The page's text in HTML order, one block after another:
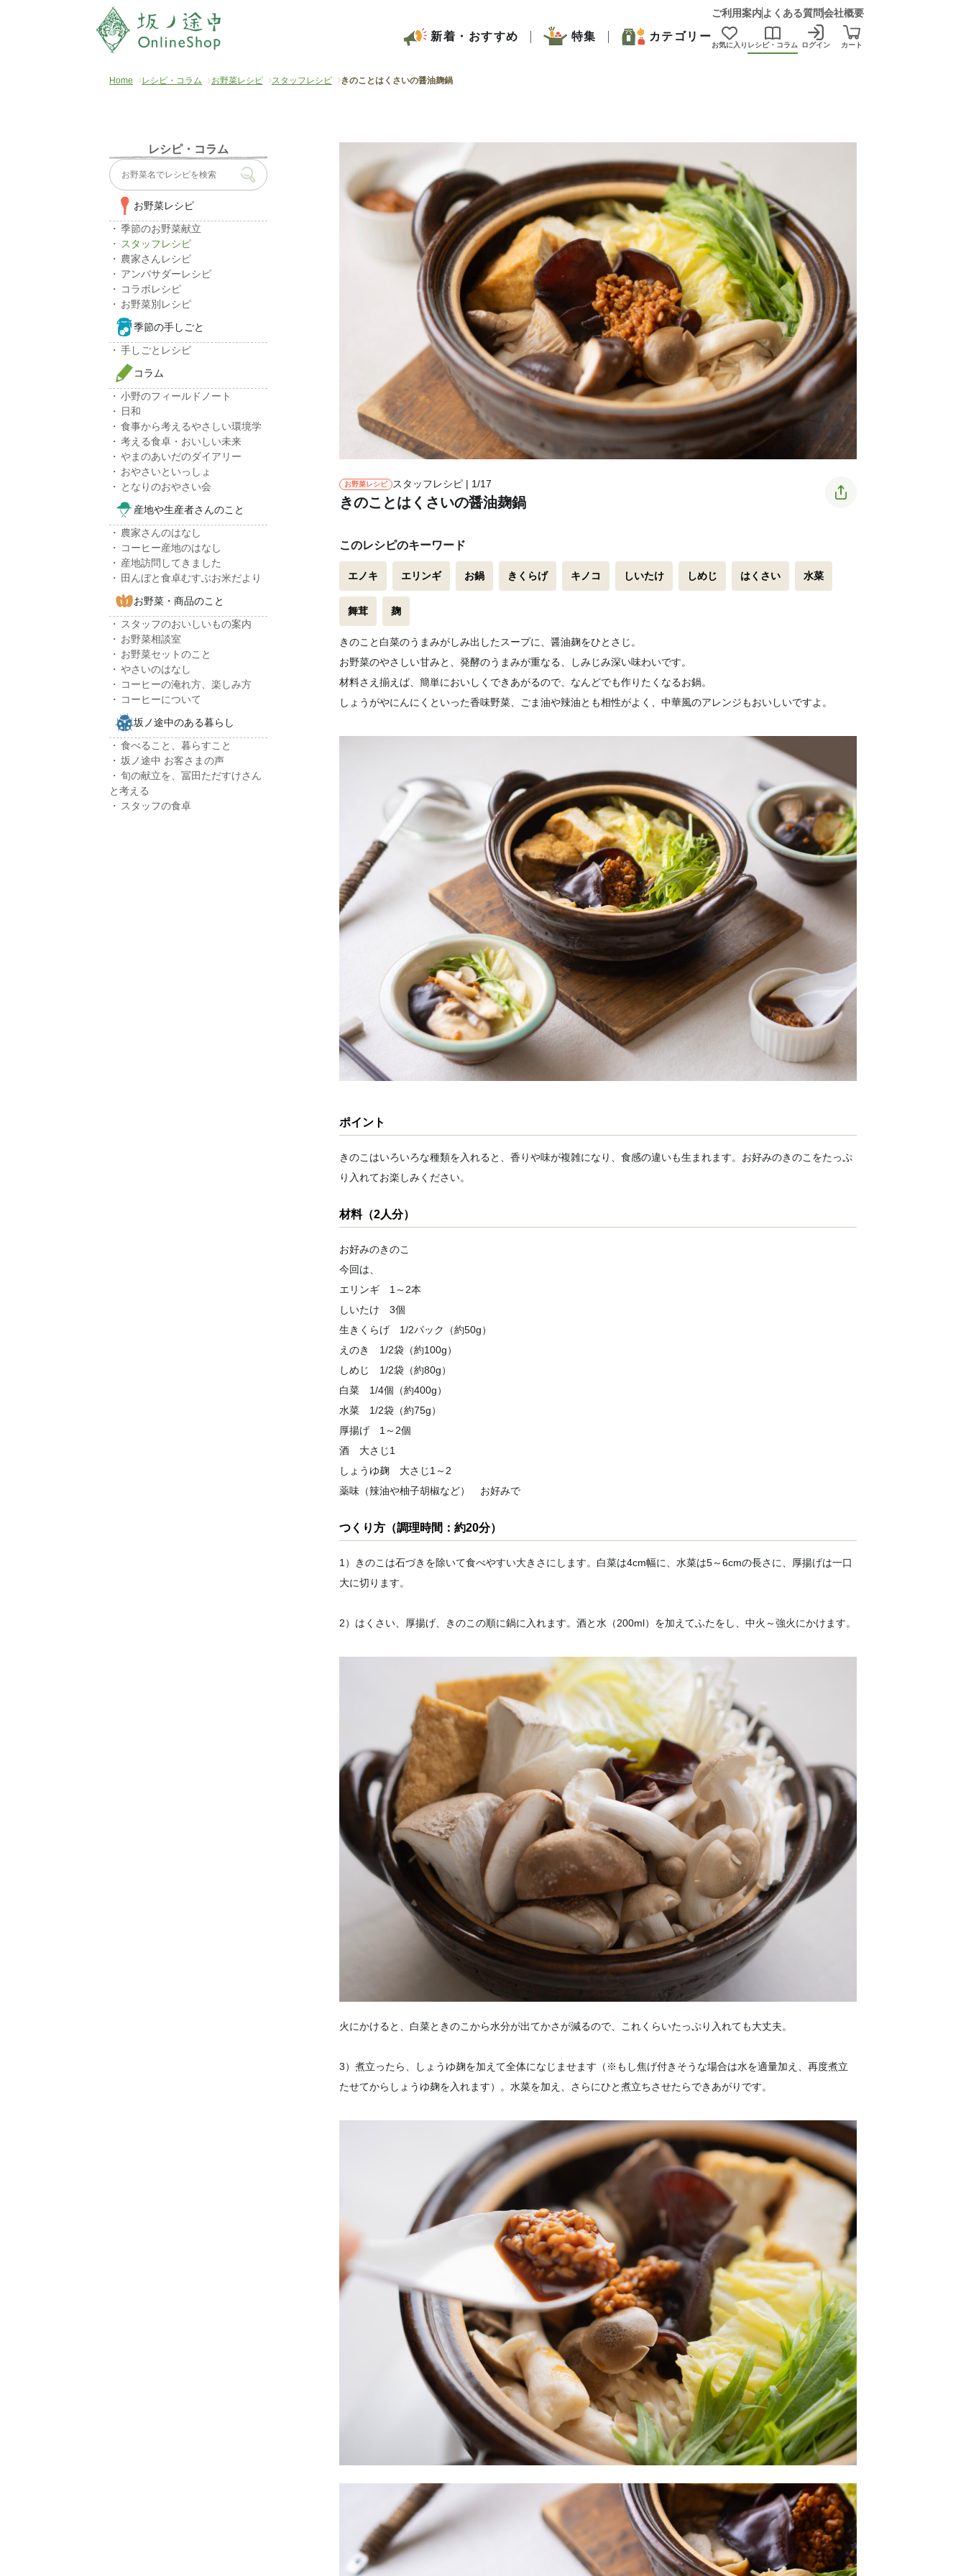
ご利用案内 よくある質問会社概要
新着・おすすめ 特集 カテゴリー
お気に入り レシピ・コラム ログイン カート
Home レシピ・コラム お野菜レシピ スタッフレシピ きのことはくさいの醤油麹鍋
お野菜レシピ スタッフレシピ | 1/17
きのことはくさいの醤油麹鍋
このレシピのキーワード
エノキ エリンギ お鍋 きくらげ キノコ しいたけ しめじ はくさい 水菜
舞茸 麹
きのこと白菜のうまみがしみ出したスープに、醤油麹をひとさじ。
お野菜のやさしい甘みと、発酵のうまみが重なる、しみじみ深い味わいです。
材料さえ揃えば、簡単においしくできあがるので、なんどでも作りたくなるお鍋。
しょうがやにんにくといった香味野菜、ごま油や辣油とも相性がよく、中華風のアレンジもおいしいですよ。
ポイント
きのこはいろいろな種類を入れると、香りや味が複雑になり、食感の違いも生まれます。お好みのきのこをたっぷ
り入れてお楽しみください。
材料（2人分）
お好みのきのこ
今回は、
エリンギ 1～2本
しいたけ 3個
生きくらげ 1/2パック（約50g）
えのき 1/2袋（約100g）
しめじ 1/2袋（約80g）
白菜 1/4個（約400g）
水菜 1/2袋（約75g）
厚揚げ 1～2個
酒 大さじ1
しょうゆ麹 大さじ1～2
薬味（辣油や柚子胡椒など） お好みで
つくり方（調理時間：約20分）
1）きのこは石づきを除いて食べやすい大きさにします。白菜は4cm幅に、水菜は5～6cmの長さに、厚揚げは一口
大に切ります。
2）はくさい、厚揚げ、きのこの順に鍋に入れます。酒と水（200ml）を加えてふたをし、中火～強火にかけます。
火にかけると、白菜ときのこから水分が出てかさが減るので、これくらいたっぷり入れても大丈夫。
3）煮立ったら、しょうゆ麹を加えて全体になじませます（※もし焦げ付きそうな場合は水を適量加え、再度煮立
たせてからしょうゆ麹を入れます）。水菜を加え、さらにひと煮立ちさせたらできあがりです。
レシピ・コラム
お野菜レシピ
季節のお野菜献立
スタッフレシピ
農家さんレシピ
アンバサダーレシピ
コラボレシピ
お野菜別レシピ
季節の手しごと
手しごとレシピ
コラム
小野のフィールドノート
日和
食事から考えるやさしい環境学
考える食卓・おいしい未来
やまのあいだのダイアリー
おやさいといっしょ
となりのおやさい会
産地や生産者さんのこと
農家さんのはなし
コーヒー産地のはなし
産地訪問してきました
田んぼと食卓むすぶお米だより
お野菜・商品のこと
スタッフのおいしいもの案内
お野菜相談室
お野菜セットのこと
やさいのはなし
コーヒーの淹れ方、楽しみ方
コーヒーについて
坂ノ途中のある暮らし
食べること、暮らすこと
坂ノ途中 お客さまの声
旬の献立を、冨田ただすけさん
と考える
スタッフの食卓